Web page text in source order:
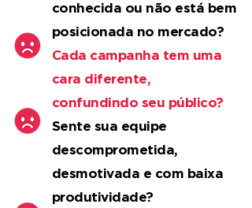
conhecida ou não está bem
posicionada no mercado?
Cada campanha tem uma
cara diferente,
confundindo seu público?
Sente sua equipe
descomprometida,
desmotivada e com baixa
produtividade?